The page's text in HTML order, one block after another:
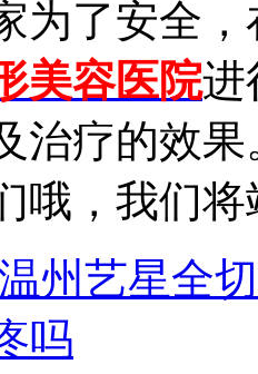
了安全，
美容医院进
治疗的效
哦，我们
州艺星全
吗